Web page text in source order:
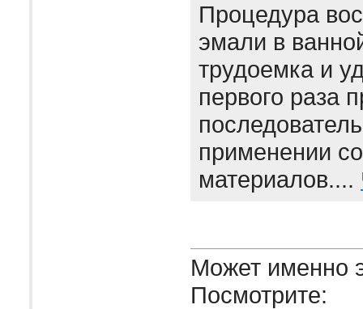
Процедура
эмали в
трудоемка и
первого раза
применении
материалов....
Может именно
Посмотрите: